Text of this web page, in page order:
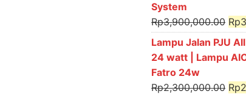
System
Rp3,900,000.00
was:
Rp
Lampu Jalan PJU
24 watt | Lampu
Fatro 24w
Rp2,300,000.00 Rp